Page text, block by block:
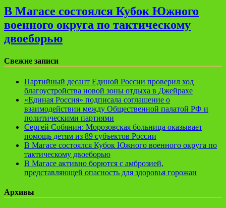
В Магасе состоялся Кубок Южного
военного округа по тактическому
двоеборью
Свежие записи
Партийный десант Единой России проверил ход
благоустройства новой зоны отдыха в Джейрахе
«Единая Россия» подписала соглашение о
взаимодействии между Общественной палатой РФ и
политическими партиями
Сергей Собянин: Морозовская больница оказывает
помощь детям из 89 субъектов России
В Магасе состоялся Кубок Южного военного округа по
тактическому двоеборью
В Магасе активно борются с амброзией,
представляющей опасность для здоровья горожан
Архивы